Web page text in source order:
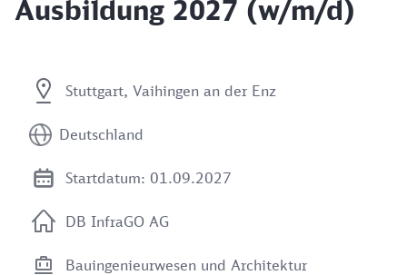
Ausbildung 2027 (w/m/d)
Stuttgart, Vaihingen an der Enz
Deutschland
Startdatum: 01.09.2027
DB InfraGO AG
Bauingenieurwesen und Architektur